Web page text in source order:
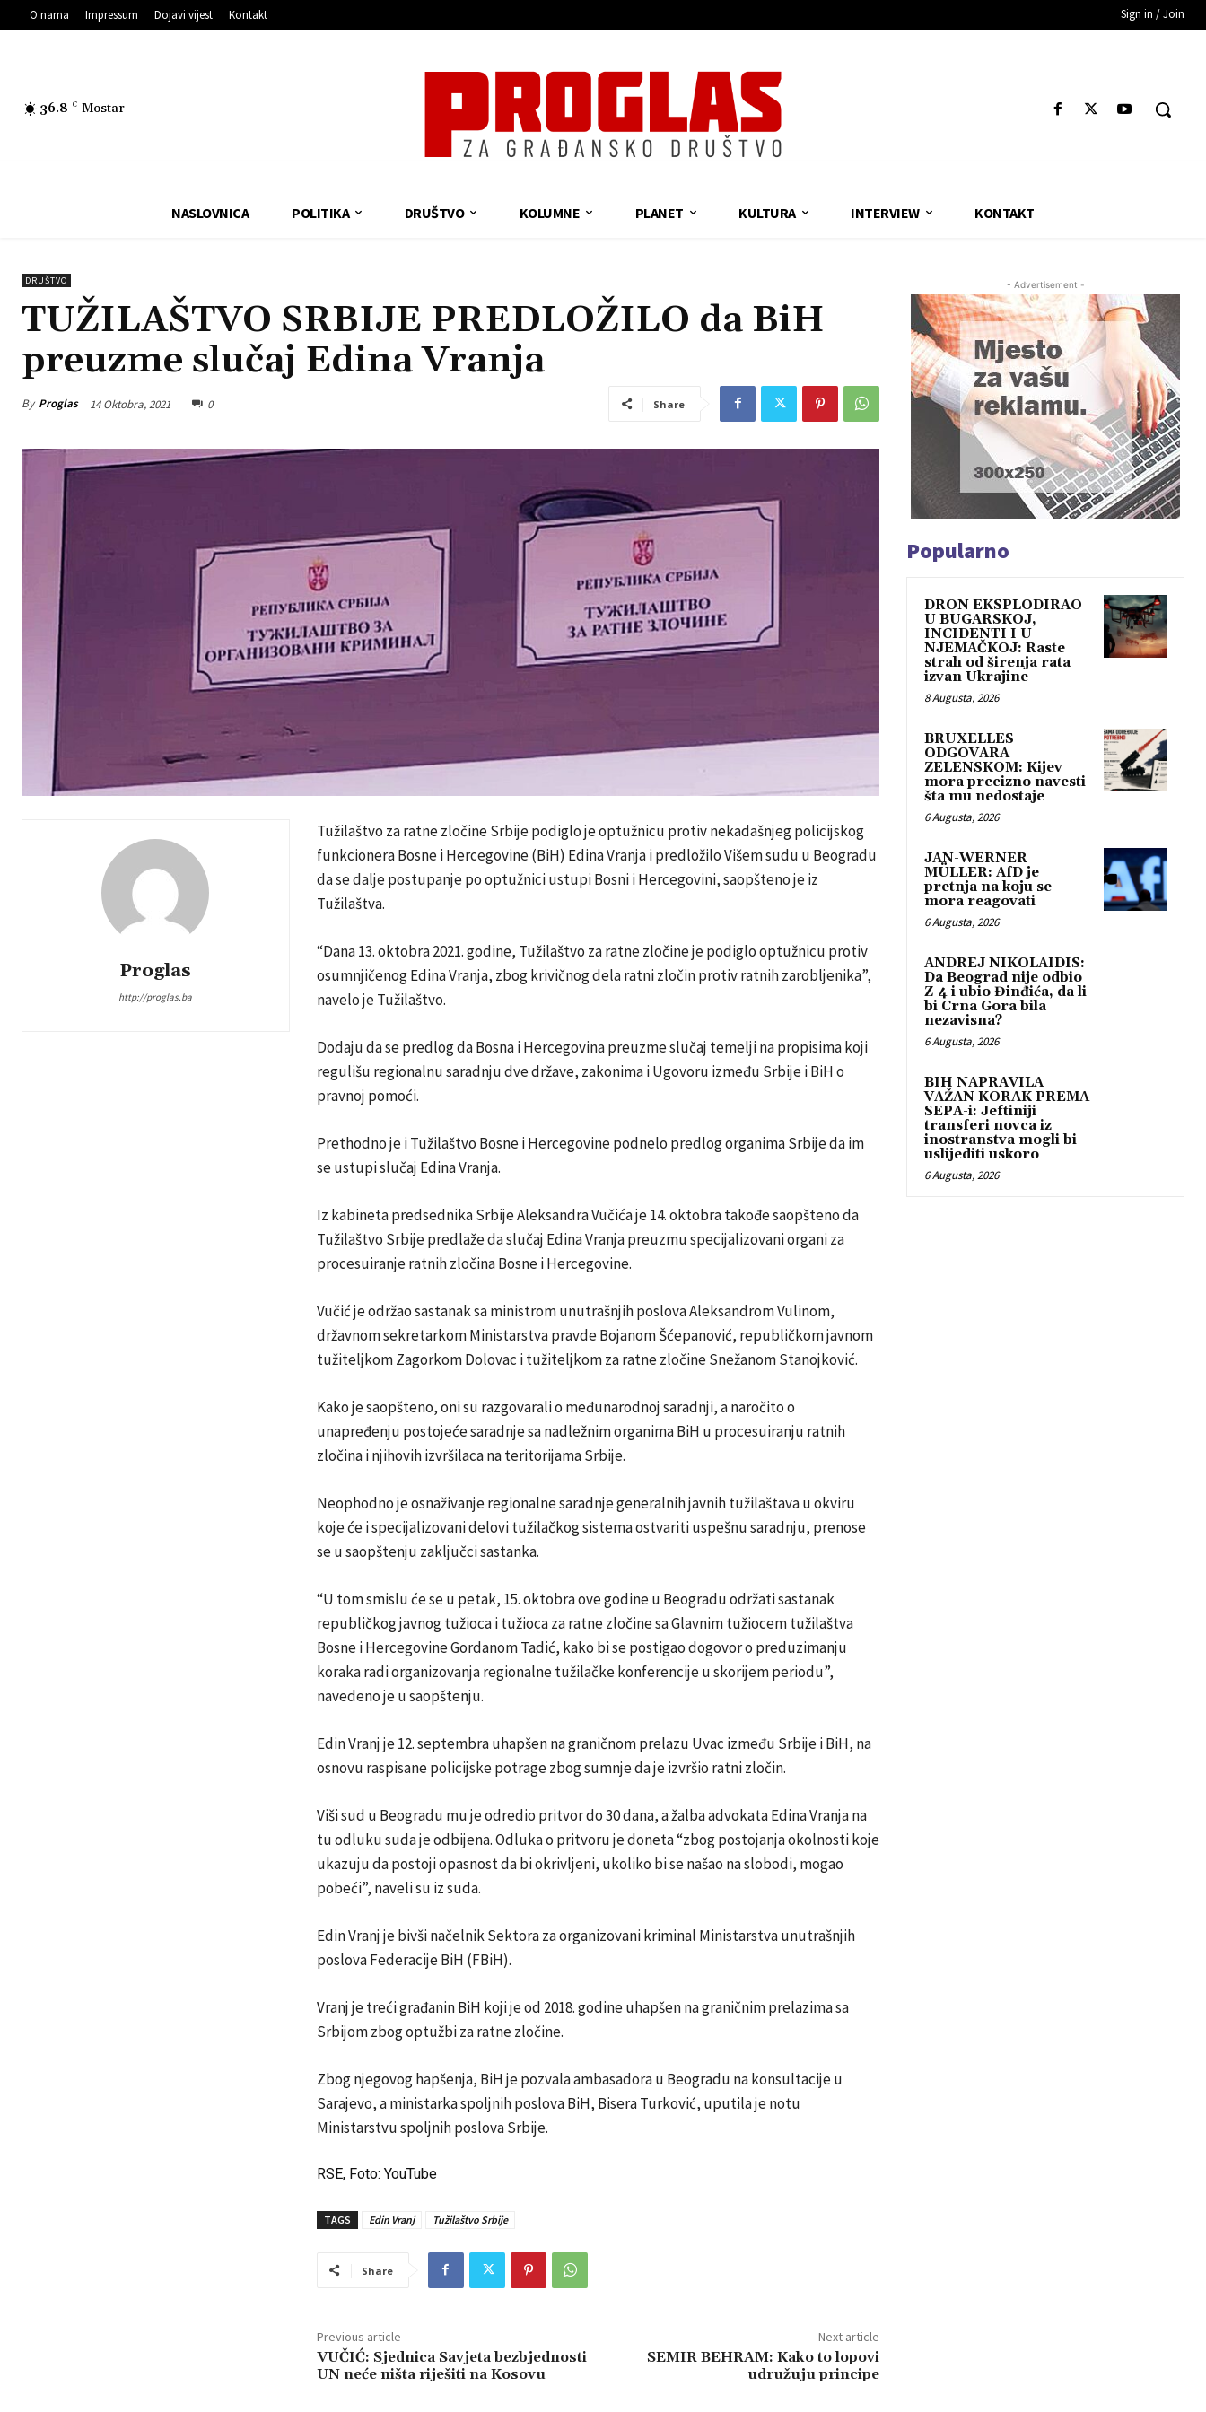
O nama Impressum Dojavi vijest Kontakt Sign in / Join
36.8 C Mostar
NASLOVNICA POLITIKA DRUŠTVO KOLUMNE PLANET KULTURA INTERVIEW KONTAKT
DRUŠTVO
TUŽILAŠTVO SRBIJE PREDLOŽILO da BiH
preuzme slučaj Edina Vranja
By Proglas 14 Oktobra, 2021 0 Share
Proglas
http://proglas.ba
Tužilaštvo za ratne zločine Srbije podiglo je optužnicu protiv nekadašnjeg policijskog
funkcionera Bosne i Hercegovine (BiH) Edina Vranja i predložilo Višem sudu u Beogradu
da se dalje postupanje po optužnici ustupi Bosni i Hercegovini, saopšteno je iz
Tužilaštva.
“Dana 13. oktobra 2021. godine, Tužilaštvo za ratne zločine je podiglo optužnicu protiv
osumnjičenog Edina Vranja, zbog krivičnog dela ratni zločin protiv ratnih zarobljenika”,
navelo je Tužilaštvo.
Dodaju da se predlog da Bosna i Hercegovina preuzme slučaj temelji na propisima koji
regulišu regionalnu saradnju dve države, zakonima i Ugovoru između Srbije i BiH o
pravnoj pomoći.
Prethodno je i Tužilaštvo Bosne i Hercegovine podnelo predlog organima Srbije da im
se ustupi slučaj Edina Vranja.
Iz kabineta predsednika Srbije Aleksandra Vučića je 14. oktobra takođe saopšteno da
Tužilaštvo Srbije predlaže da slučaj Edina Vranja preuzmu specijalizovani organi za
procesuiranje ratnih zločina Bosne i Hercegovine.
Vučić je održao sastanak sa ministrom unutrašnjih poslova Aleksandrom Vulinom,
državnom sekretarkom Ministarstva pravde Bojanom Šćepanović, republičkom javnom
tužiteljkom Zagorkom Dolovac i tužiteljkom za ratne zločine Snežanom Stanojković.
Kako je saopšteno, oni su razgovarali o međunarodnoj saradnji, a naročito o
unapređenju postojeće saradnje sa nadležnim organima BiH u procesuiranju ratnih
zločina i njihovih izvršilaca na teritorijama Srbije.
Neophodno je osnaživanje regionalne saradnje generalnih javnih tužilaštava u okviru
koje će i specijalizovani delovi tužilačkog sistema ostvariti uspešnu saradnju, prenose
se u saopštenju zaključci sastanka.
“U tom smislu će se u petak, 15. oktobra ove godine u Beogradu održati sastanak
republičkog javnog tužioca i tužioca za ratne zločine sa Glavnim tužiocem tužilaštva
Bosne i Hercegovine Gordanom Tadić, kako bi se postigao dogovor o preduzimanju
koraka radi organizovanja regionalne tužilačke konferencije u skorijem periodu”,
navedeno je u saopštenju.
Edin Vranj je 12. septembra uhapšen na graničnom prelazu Uvac između Srbije i BiH, na
osnovu raspisane policijske potrage zbog sumnje da je izvršio ratni zločin.
Viši sud u Beogradu mu je odredio pritvor do 30 dana, a žalba advokata Edina Vranja na
tu odluku suda je odbijena. Odluka o pritvoru je doneta “zbog postojanja okolnosti koje
ukazuju da postoji opasnost da bi okrivljeni, ukoliko bi se našao na slobodi, mogao
pobeći”, naveli su iz suda.
Edin Vranj je bivši načelnik Sektora za organizovani kriminal Ministarstva unutrašnjih
poslova Federacije BiH (FBiH).
Vranj je treći građanin BiH koji je od 2018. godine uhapšen na graničnim prelazima sa
Srbijom zbog optužbi za ratne zločine.
Zbog njegovog hapšenja, BiH je pozvala ambasadora u Beogradu na konsultacije u
Sarajevo, a ministarka spoljnih poslova BiH, Bisera Turković, uputila je notu
Ministarstvu spoljnih poslova Srbije.
RSE, Foto: YouTube
TAGS Edin Vranj Tužilaštvo Srbije
Share
Previous article
VUČIĆ: Sjednica Savjeta bezbjednosti
UN neće ništa riješiti na Kosovu
Next article
SEMIR BEHRAM: Kako to lopovi
udružuju principe
- Advertisement -
Popularno
DRON EKSPLODIRAO
U BUGARSKOJ,
INCIDENTI I U
NJEMAČKOJ: Raste
strah od širenja rata
izvan Ukrajine
8 Augusta, 2026
BRUXELLES
ODGOVARA
ZELENSKOM: Kijev
mora precizno navesti
šta mu nedostaje
6 Augusta, 2026
JAN-WERNER
MÜLLER: AfD je
pretnja na koju se
mora reagovati
6 Augusta, 2026
ANDREJ NIKOLAIDIS:
Da Beograd nije odbio
Z-4 i ubio Đinđića, da li
bi Crna Gora bila
nezavisna?
6 Augusta, 2026
BIH NAPRAVILA
VAŽAN KORAK PREMA
SEPA-i: Jeftiniji
transferi novca iz
inostranstva mogli bi
uslijediti uskoro
6 Augusta, 2026